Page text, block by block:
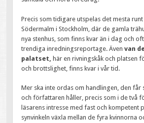
Precis som tidigare utspelas det mesta
Södermalm i Stockholm, där de gamla
nya stenhus, som finns kvar än i dag och
trendiga inredningsreportage. Ävenvan
palatset,
här en rivningskåk och platsen
och brottslighet, finns kvar i vår tid.
Mer ska inte ordas om handlingen, den får
och författaren håller, precis som i de två
läsarens intresse med fast och kompetent
synvinkeln växla mellan de fyra kvinnorna